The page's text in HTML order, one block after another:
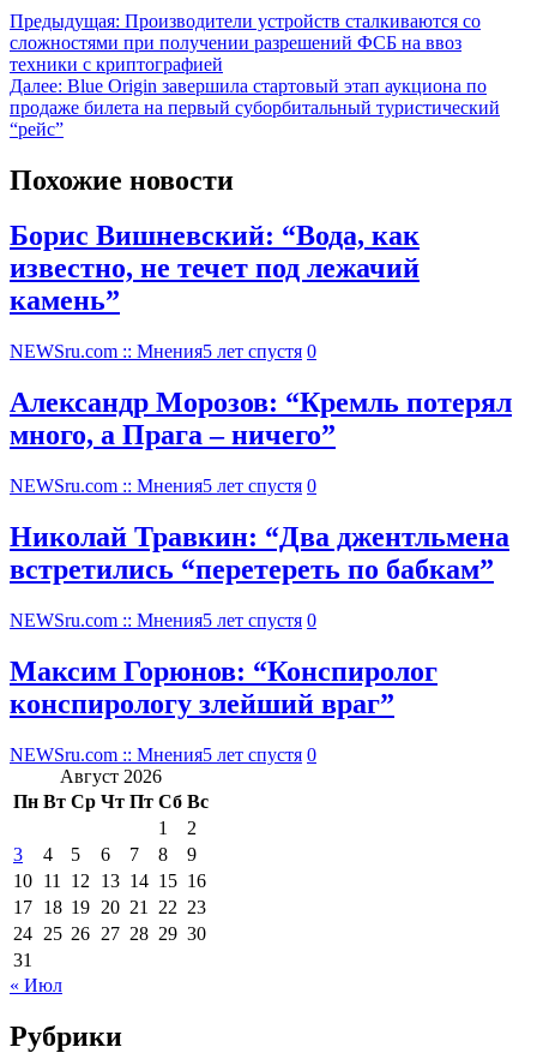
Предыдущая: Производители устройств сталкиваются со
сложностями при получении разрешений ФСБ на ввоз
техники с криптографией
Далее: Blue Origin завершила стартовый этап аукциона по
продаже билета на первый суборбитальный туристический
“рейс”
Похожие новости
Борис Вишневский: “Вода, как
известно, не течет под лежачий
камень”
NEWSru.com :: Мнения5 лет спустя 0
Александр Морозов: “Кремль потерял
много, а Прага – ничего”
NEWSru.com :: Мнения5 лет спустя 0
Николай Травкин: “Два джентльмена
встретились “перетереть по бабкам”
NEWSru.com :: Мнения5 лет спустя 0
Максим Горюнов: “Конспиролог
конспирологу злейший враг”
NEWSru.com :: Мнения5 лет спустя 0
Август 2026
Пн Вт Ср Чт Пт Сб Вс
1
2
3
4 5 6 7 8
9
10 11 12 13 14 15 16
17 18 19 20 21 22 23
24 25 26 27 28 29 30
31
« Июл
Рубрики